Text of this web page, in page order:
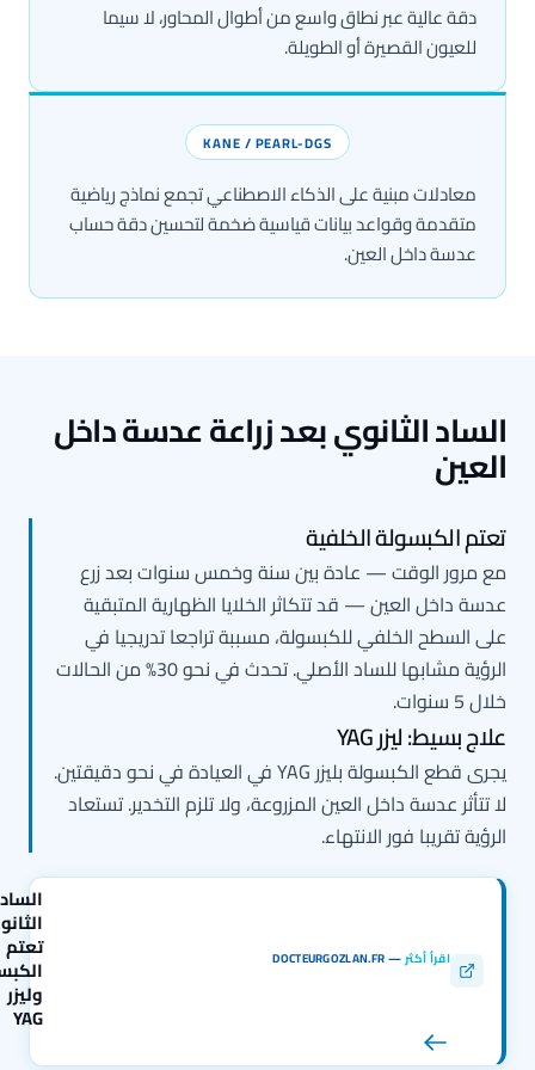
دقة عالية عبر نطاق واسع من أطوال المحاور، لا سيما
للعيون القصيرة أو الطويلة.
KANE / PEARL-DGS
معادلات مبنية على الذكاء الاصطناعي تجمع نماذج رياضية
متقدمة وقواعد بيانات قياسية ضخمة لتحسين دقة حساب
عدسة داخل العين.
الساد الثانوي بعد زراعة عدسة داخل
العين
تعتم الكبسولة الخلفية
مع مرور الوقت — عادة بين سنة وخمس سنوات بعد زرع
عدسة داخل العين — قد تتكاثر الخلايا الظهارية المتبقية
على السطح الخلفي للكبسولة، مسببة تراجعا تدريجيا في
الرؤية مشابها للساد الأصلي. تحدث في نحو 30% من الحالات
خلال 5 سنوات.
علاج بسيط: ليزر YAG
يجرى قطع الكبسولة بليزر YAG في العيادة في نحو دقيقتين.
لا تتأثر عدسة داخل العين المزروعة، ولا تلزم التخدير. تستعاد
الرؤية تقريبا فور الانتهاء.
اقرأ أكثر—
DOCTEURGOZLAN.FR
الساد
الثانوي:
تعتم
الكبسولة
وليزر